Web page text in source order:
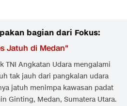
bagian dari Fokus:
Jatuh di Medan"
TNI Angkatan Udara mengalami
tak jauh dari pangkalan udara
jatuh menimpa kawasan padat
Ginting, Medan, Sumatera Utara.